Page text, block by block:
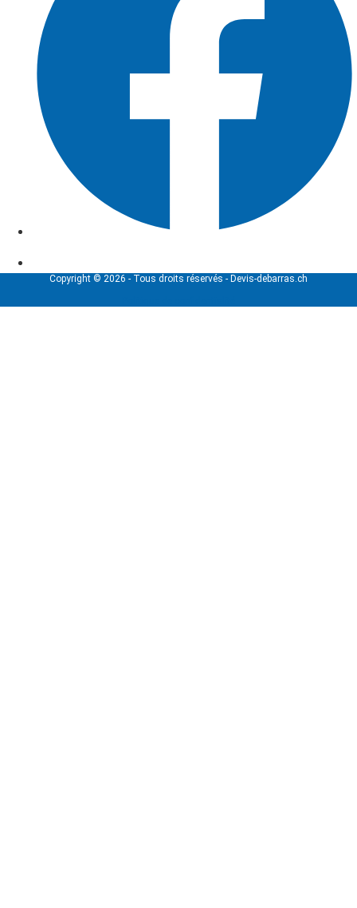
Copyright © 2026 - Tous droits réservés - Devis-debarras.ch